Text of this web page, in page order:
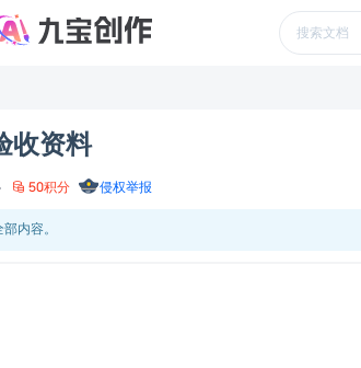
收资料
50积分 侵权举报
内容。